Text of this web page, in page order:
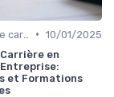
• 10/01/2025
en
et Formations